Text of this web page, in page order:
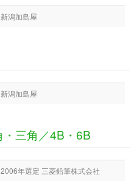
新潟加島屋
新潟加島屋
三角／4B・6B
2006年選定 三菱鉛筆株式会社